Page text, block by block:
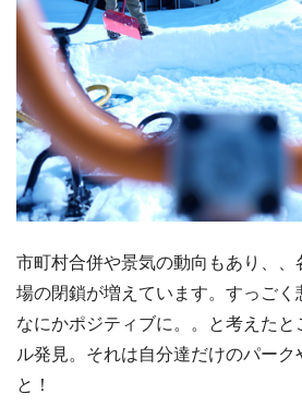
市町村合併や景気の動向もあり、、
場の閉鎖が増えています。すっごく
なにかポジティブに。。と考えたと
ル発見。それは自分達だけのパーク
と！